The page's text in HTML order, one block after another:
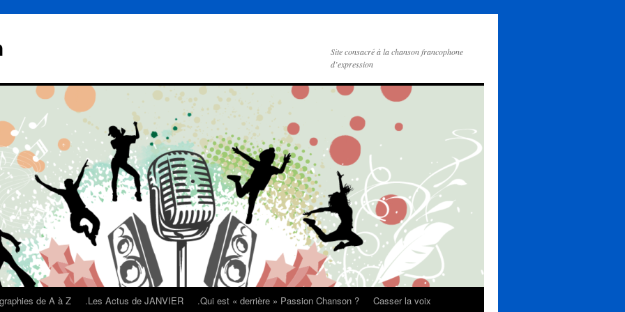
Site consacré à la chanson francophone
d’expression
de A à Z .Les Actus de JANVIER .Qui est « derrière » Passion Chanson ?
Casser la voix